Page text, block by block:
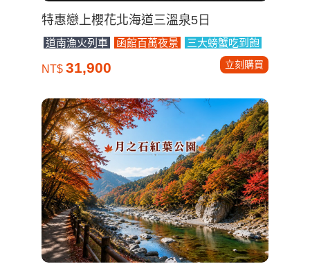
特惠戀上櫻花北海道三溫泉5日
道南漁火列車 函館百萬夜景 三大螃蟹吃到飽
NT$ 31,900 立刻購買